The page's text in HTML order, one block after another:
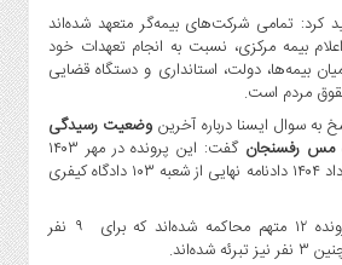
کرد: تمامی شرکت‌های بیمه‌گر متعهد شده‌اند
اعلام بیمه مرکزی، نسبت به انجام تعهدات خود
بیمه‌ها، دولت، استانداری و دستگاه قضایی
مردم است.
به سوال ایسنا درباره آخرین وضعیت رسیدگی
مس رفسنجان
گفت: این پرونده در مهر ۱۴۰۳
رسیدگی و در تاریخ ۱۴ خرداد ۱۴۰۴ دادنامه نهایی از شعبه ۱۰۳ دادگاه کیفری
وی ادامه داد: در این پرونده ۱۲ متهم محاکمه شده‌اند که برای ۹ نفر